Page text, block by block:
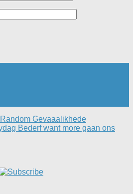
Gevaaalikhede
Bederf want more gaan ons